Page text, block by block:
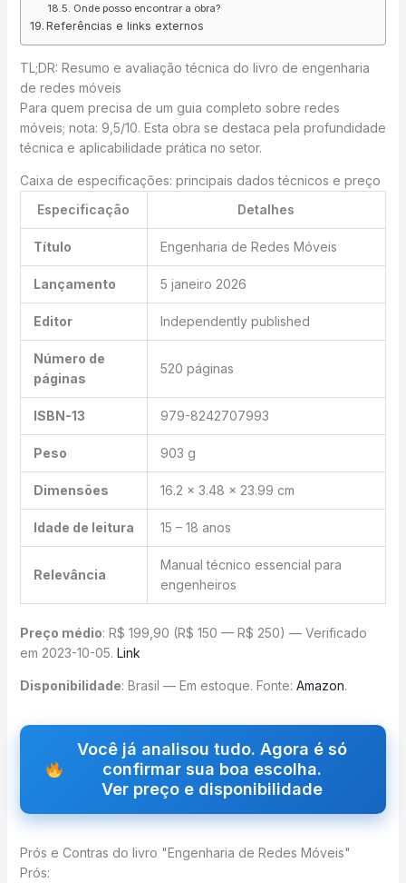
Onde posso encontrar a obra?
Referências e links externos
TL;DR: Resumo e avaliação técnica do livro de engenharia
de redes móveis
Para quem precisa de um guia completo sobre redes
móveis; nota: 9,5/10. Esta obra se destaca pela profundidade
técnica e aplicabilidade prática no setor.
Caixa de especificações: principais dados técnicos e preço
Especificação
Detalhes
Título Engenharia de Redes Móveis
Lançamento 5 janeiro 2026
Editor Independently published
Número de
páginas
520 páginas
ISBN-13 979-8242707993
Peso 903 g
Dimensões 16.2 x 3.48 x 23.99 cm
Idade de leitura 15 – 18 anos
Relevância
Manual técnico essencial para
engenheiros
Preço médio: R$ 199,90 (R$ 150 — R$ 250) — Verificado
em 2023-10-05. Link
Disponibilidade: Brasil — Em estoque. Fonte: Amazon.
Você já analisou tudo. Agora é só
confirmar sua boa escolha.
Ver preço e disponibilidade
Prós e Contras do livro "Engenharia de Redes Móveis"
Prós: